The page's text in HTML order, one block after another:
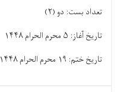
تعداد بست: دو(۲)
تاریخ آغاز: ۵ محرم الحرام۱۴۴۸
تاریخ ختم: ۱۹ محرم الحرام۱۴۴۸